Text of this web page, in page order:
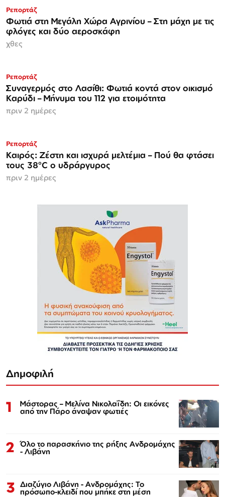
Ρεπορτάζ
Φωτιά στη Μεγάλη Χώρα Αγρινίου – Στη μάχη με τις
φλόγες και δύο αεροσκάφη
χθες
Ρεπορτάζ
Συναγερμός στο Λασίθι: Φωτιά κοντά στον οικισμό
Καρύδι – Μήνυμα του 112 για ετοιμότητα
πριν 2 ημέρες
Ρεπορτάζ
Καιρός: Ζέστη και ισχυρά μελτέμια – Πού θα φτάσει
τους 38°C ο υδράργυρος
πριν 2 ημέρες
Δημοφιλή
1 Μάστορας – Μελίνα Νικολαΐδη: Οι εικόνες
από την Πάρο άναψαν φωτιές
2 Όλο το παρασκήνιο της ρήξης Ανδρομάχης
- Λιβάνη
3 Διαζύγιο Λιβάνη - Ανδρομάχης: Το
πρόσωπο-κλειδί που μπήκε στη μέση